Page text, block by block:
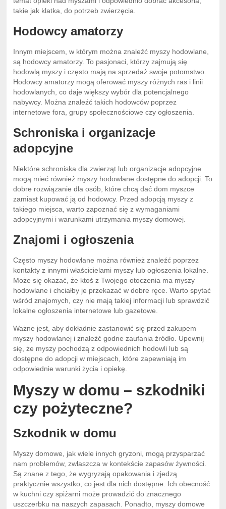
takie jak klatka, do potrzeb zwierzęcia.
Hodowcy amatorzy
Innym miejscem, w którym można znaleźć myszy hodowlane,
są hodowcy amatorzy. To pasjonaci, którzy zajmują się
hodowlą myszy i często mają na sprzedaż swoje potomstwo.
Hodowcy amatorzy mogą oferować myszy różnych ras i linii
hodowlanych, co daje większy wybór dla potencjalnego
nabywcy. Można znaleźć takich hodowców poprzez
internetowe fora, grupy społecznościowe czy ogłoszenia.
Schroniska i organizacje
adopcyjne
Niektóre schroniska dla zwierząt lub organizacje adopcyjne
mogą mieć również myszy hodowlane dostępne do adopcji. To
dobre rozwiązanie dla osób, które chcą dać dom myszce
zamiast kupować ją od hodowcy. Przed adopcją myszy z
takiego miejsca, warto zapoznać się z wymaganiami
adopcyjnymi i warunkami utrzymania myszy domowej.
Znajomi i ogłoszenia
Często myszy hodowlane można również znaleźć poprzez
kontakty z innymi właścicielami myszy lub ogłoszenia lokalne.
Może się okazać, że ktoś z Twojego otoczenia ma myszy
hodowlane i chciałby je przekazać w dobre ręce. Warto spytać
wśród znajomych, czy nie mają takiej informacji lub sprawdzić
lokalne ogłoszenia internetowe lub gazetowe.
Ważne jest, aby dokładnie zastanowić się przed zakupem
myszy hodowlanej i znaleźć godne zaufania źródło. Upewnij
się, że myszy pochodzą z odpowiednich hodowli lub są
dostępne do adopcji w miejscach, które zapewniają im
odpowiednie warunki życia i opiekę.
Myszy w domu – szkodniki
czy pożyteczne?
Szkodnik w domu
Myszy domowe, jak wiele innych gryzoni, mogą przysparzać
nam problemów, zwłaszcza w kontekście zapasów żywności.
Są znane z tego, że wygryzają opakowania i zjedzą
praktycznie wszystko, co jest dla nich dostępne. Ich obecność
w kuchni czy spiżarni może prowadzić do znacznego
uszczerbku na naszych zapasach. Ponadto, myszy domowe